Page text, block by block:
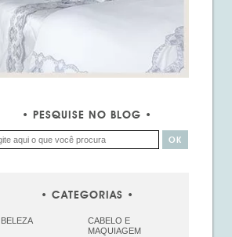
PESQUISE NO BLOG
CATEGORIAS
BELEZA
CABELO E
MAQUIAGEM